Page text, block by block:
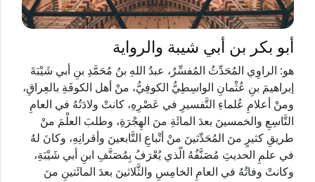
أبو بكر بن أبي شيبة والرواية
هو: الراوِي المُحَدِّثُ المُفسِّرُ، عبدٌ اللهِ بنُ مُحَمَّدِ بنِ أبي شَيْبَةَ
إبراهيمَ بنِ عُثْمانِ الواسِطِيُّ الكوفِيُّ، منْ أهل الكوفَةِ بالعِراقِ،
ومنْ أعلامِ عُلماءِ التَّفسيرِ في عَصْرِهِ، كانتْ ولادَتُهُ في العامِ
التَّاسِعِ والخمسينَ بعدَ المائَةِ منَ الهِجْرَةِ، وطلبَ العلْمَ منْ
طريقِ كثيرٍ منَ المُحَدِّثينَ منْ أتْباعِ التَّابعينَ وأقرانِهِ، وكانَ لهُ
في علمِ الحديثِ مُصَنَّفُهُ الّذي يُعْرَفُ بِمُصَنَّفِ ابنِ أبي شَيْبَةِ،
وكانتْ وفاتُهُ في العامِ الخامِسِ والثَّلاثينَ بعدَ المائَتينِ منَ